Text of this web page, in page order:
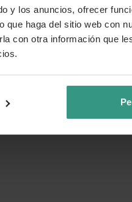
y los anuncios, ofrecer
haga del sitio web con
con otra información que